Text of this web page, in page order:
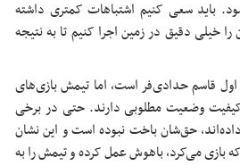
باید سعی کنیم اشتباهات کمتری داشته
را خیلی دقیق در زمین اجرا کنیم تا به نتیجه
اول قاسم حدادی‌فر است، اما تیمش بازی‌های
وضعیت مطلوبی دارند. حتی در برخی
حق‌شان باخت نبوده است و این نشان
بازی می‌کرد، باهوش عمل کرده و تیمش را به